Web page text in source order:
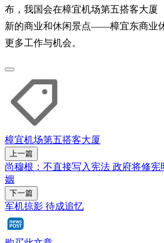
布，我国会在樟宜机场第五搭客大厦
新的商业和休闲景点——樟宜东商业
更多工作与机会。
樟宜机场第五搭客大厦
上一篇
尚穆根：不直接写入宪法 政府将修
姻
下一篇
军机掠影 待成追忆